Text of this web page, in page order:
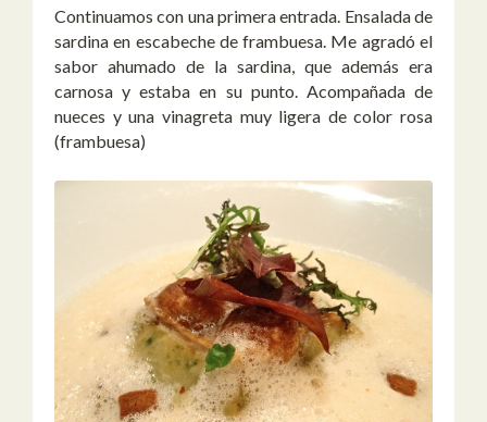
Continuamos con una primera entrada. Ensalada de
sardina en escabeche de frambuesa. Me agradó el
sabor ahumado de la sardina, que además era
carnosa y estaba en su punto. Acompañada de
nueces y una vinagreta muy ligera de color rosa
(frambuesa)